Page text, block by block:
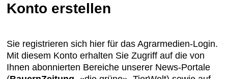
Konto erstellen
Sie registrieren sich hier für das Agrarmedien-Login.
Mit diesem Konto erhalten Sie Zugriff auf die von
Ihnen abonnierten Bereiche unserer News-Portale